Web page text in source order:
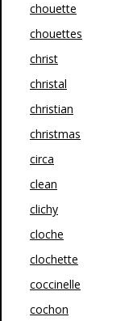
chouette
chouettes
christ
christal
christian
christmas
circa
clean
clichy
cloche
clochette
coccinelle
cochon